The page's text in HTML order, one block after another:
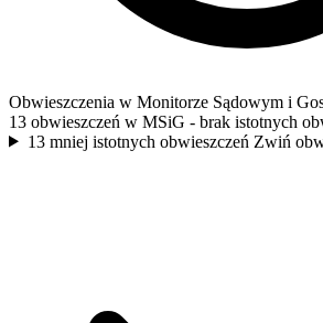
Obwieszczenia w Monitorze Sądowym i
13 obwieszczeń w MSiG - brak istotnych
13 mniej istotnych obwieszczeń Zwiń